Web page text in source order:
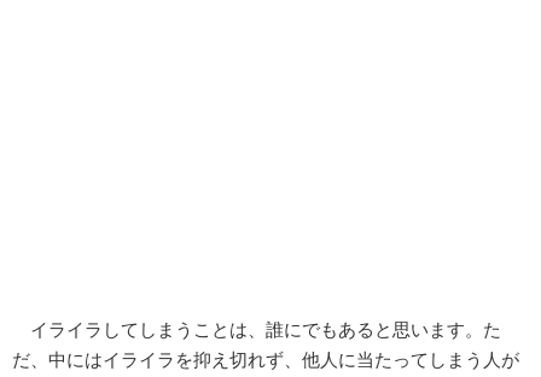
イライラしてしまうことは、誰にでもあると思います。た
だ、中にはイライラを抑え切れず、他人に当たってしまう人が